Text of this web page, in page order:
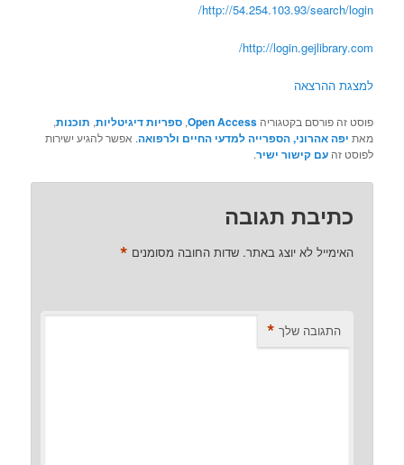
http://54.254.103.93/search/login/
http://login.gejlibrary.com/
למצגת ההרצאה
פוסט זה פורסם בקטגוריהOpen Access
,ספריות דיגיטליות, תוכנות,
מאת יפה אהרוני, הספרייה למדעי החיים ולרפואה. אפשר להגיע ישירות
לפוסט זהעם קישור ישיר.
כתיבת תגובה
האימייל לא יוצג באתר. שדות החובה מסומנים *
התגובה שלך *